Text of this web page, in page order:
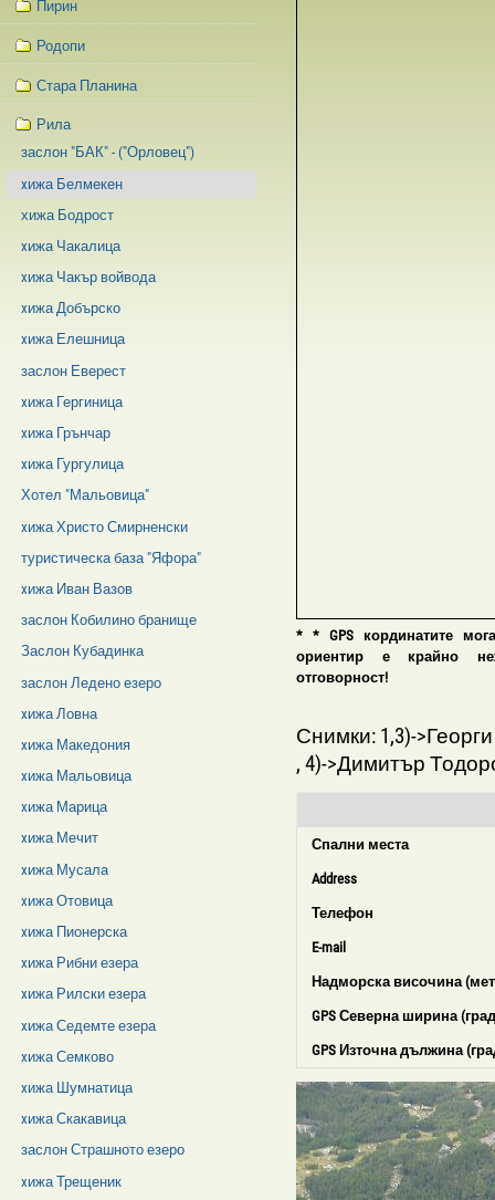
* * GPS кординатите
ориентир е крайно
отговорност!
Снимки: 1,3)-
, 4)->Димитър
Спални места
Address
Телефон
E-mail
Надморска височина
GPS Северна ширина
GPS Източна дължина
Пирин
Родопи
Стара Планина
Рила
заслон "БАК" - ("Орловец")
xижа Белмекен
хижа Бодрост
xижа Чакалица
xижа Чакър войвода
xижа Добърско
xижа Елешница
заслон Еверест
xижа Гергиница
xижа Грънчар
xижа Гургулица
Хотел "Мальовица"
xижа Христо Смирненски
туристическа база "Яфора"
xижа Иван Вазов
заслон Кобилино бранище
Заслон Кубадинка
заслон Ледено езеро
xижа Ловна
xижа Македония
xижа Мальовица
xижа Марица
xижа Мечит
xижа Мусала
xижа Отовица
xижа Пионерска
xижа Рибни езера
xижа Рилски езера
xижа Седемте езера
xижа Семково
xижа Шумнатица
xижа Скакавица
заслон Страшното езеро
xижа Трещеник